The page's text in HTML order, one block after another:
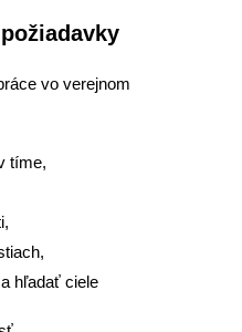
vo verejnom
tíme,
hľadať ciele